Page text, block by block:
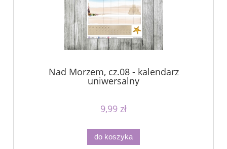
Nad Morzem, cz.08 - kalendarz
uniwersalny
9,99 zł
do koszyka